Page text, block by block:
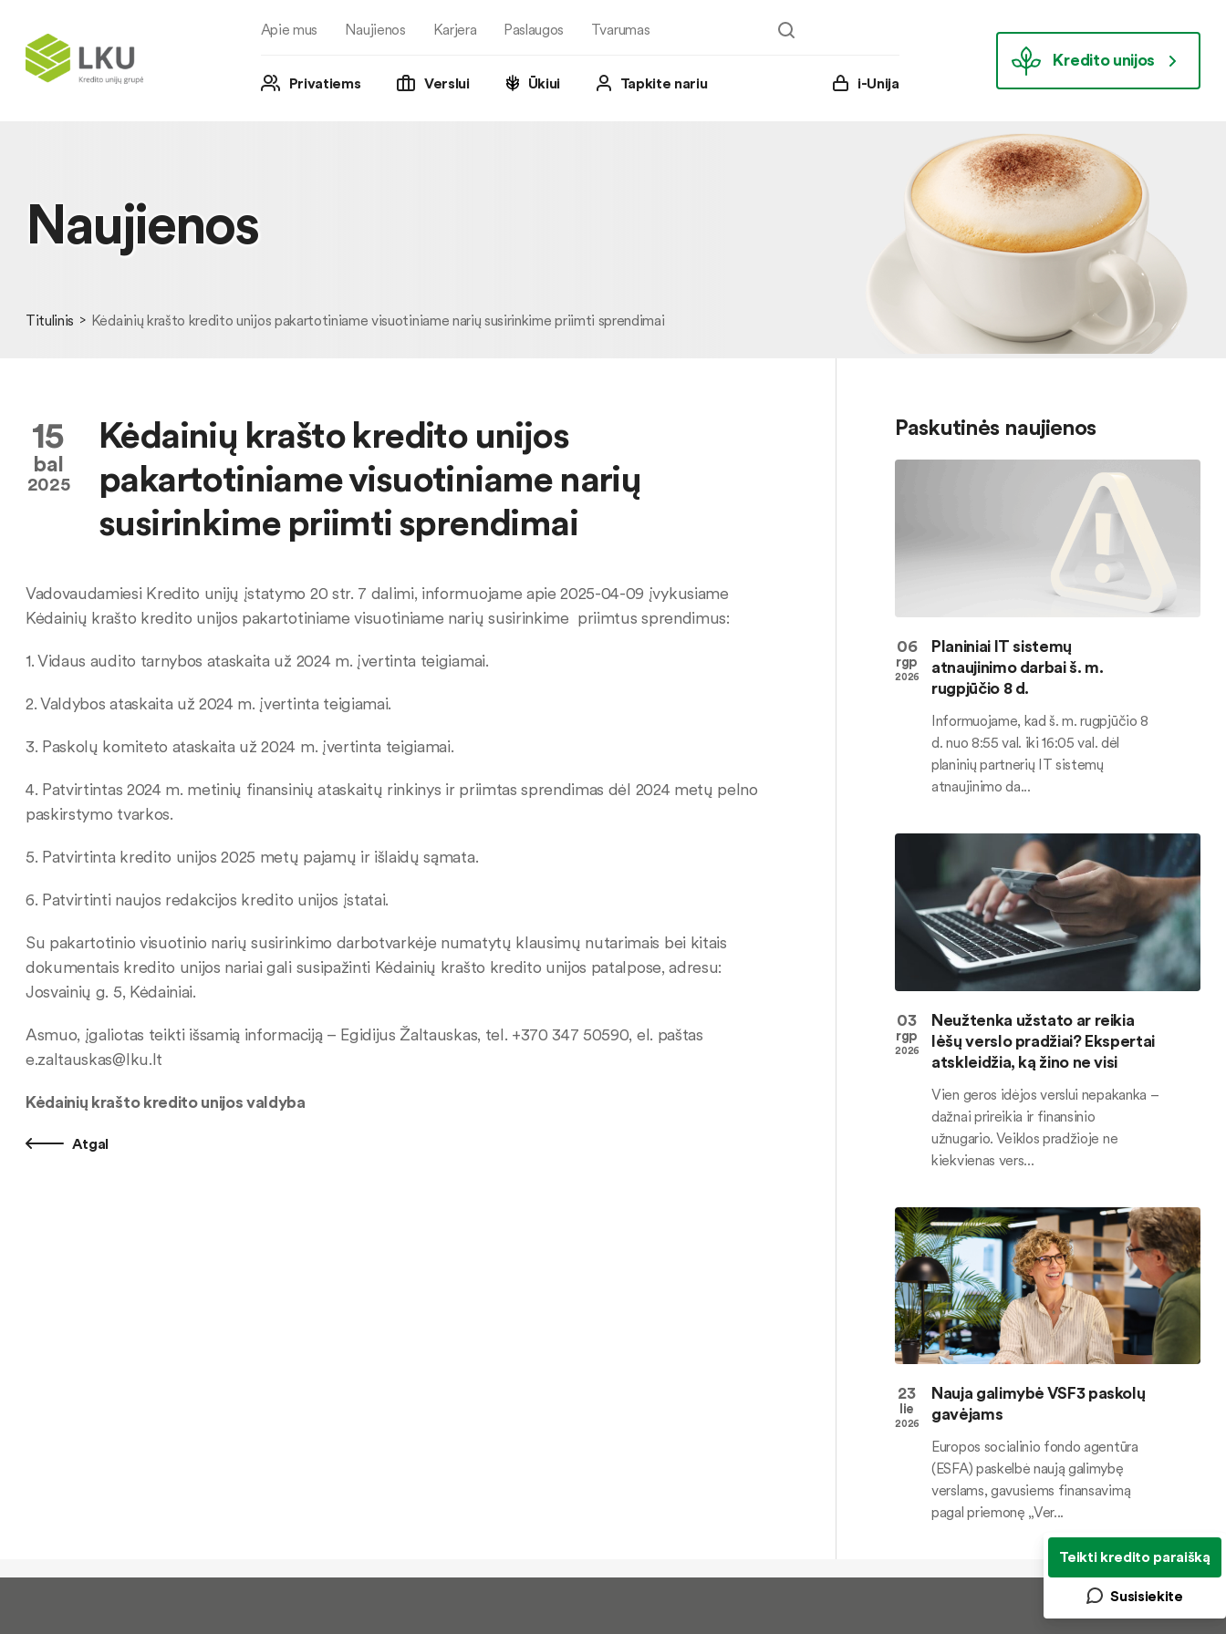
Apie mus Naujienos Karjera Paslaugos Tvarumas
Privatiems Verslui Ūkiui Tapkite nariu i-Unija
Kredito unijos
Naujienos
Titulinis Kėdainių krašto kredito unijos pakartotiniame visuotiniame narių susirinkime priimti sprendimai
15
bal
2025
Kėdainių krašto kredito unijos
pakartotiniame visuotiniame narių
susirinkime priimti sprendimai
Vadovaudamiesi Kredito unijų įstatymo 20 str. 7 dalimi, informuojame apie 2025-04-09 įvykusiame
Kėdainių krašto kredito unijos pakartotiniame visuotiniame narių susirinkime priimtus sprendimus:
1. Vidaus audito tarnybos ataskaita už 2024 m. įvertinta teigiamai.
2. Valdybos ataskaita už 2024 m. įvertinta teigiamai.
3. Paskolų komiteto ataskaita už 2024 m. įvertinta teigiamai.
4. Patvirtintas 2024 m. metinių finansinių ataskaitų rinkinys ir priimtas sprendimas dėl 2024 metų pelno
paskirstymo tvarkos.
5. Patvirtinta kredito unijos 2025 metų pajamų ir išlaidų sąmata.
6. Patvirtinti naujos redakcijos kredito unijos įstatai.
Su pakartotinio visuotinio narių susirinkimo darbotvarkėje numatytų klausimų nutarimais bei kitais
dokumentais kredito unijos nariai gali susipažinti Kėdainių krašto kredito unijos patalpose, adresu:
Josvainių g. 5, Kėdainiai.
Asmuo, įgaliotas teikti išsamią informaciją – Egidijus Žaltauskas, tel. +370 347 50590, el. paštas
e.zaltauskas@lku.lt
Kėdainių krašto kredito unijos valdyba
Atgal
Paskutinės naujienos
06
rgp
2026
Planiniai IT sistemų
atnaujinimo darbai š. m.
rugpjūčio 8 d.
Informuojame, kad š. m. rugpjūčio 8
d. nuo 8:55 val. iki 16:05 val. dėl
planinių partnerių IT sistemų
atnaujinimo da...
03
rgp
2026
Neužtenka užstato ar reikia
lėšų verslo pradžiai? Ekspertai
atskleidžia, ką žino ne visi
Vien geros idėjos verslui nepakanka –
dažnai prireikia ir finansinio
užnugario. Veiklos pradžioje ne
kiekvienas vers...
23
lie
2026
Nauja galimybė VSF3 paskolų
gavėjams
Europos socialinio fondo agentūra
(ESFA) paskelbė naują galimybę
verslams, gavusiems finansavimą
pagal priemonę „Ver...
Teikti kredito paraišką
Susisiekite